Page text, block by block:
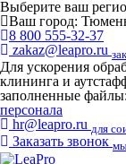
Выберите ваш
Ваш город:
8 800 555-32-37
zakaz@leapro.ru
Для ускорения
клининга и
заполненные файлы:
персонала
hr@leapro.ru для
Заказать звонок